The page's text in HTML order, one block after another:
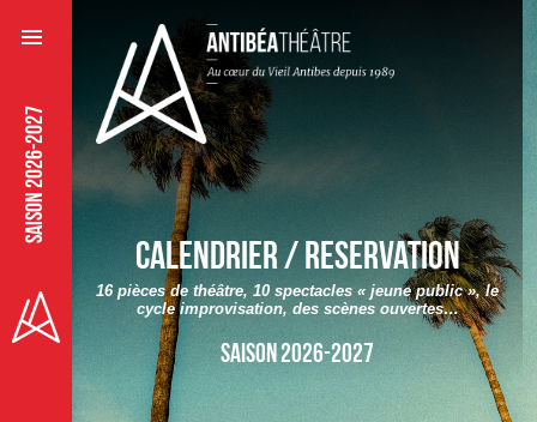
SAISON 2026-2027
Calendrier / Reservation
16 pièces de théâtre, 10 spectacles « jeune public », le
cycle improvisation, des scènes ouvertes…
Saison 2026-2027